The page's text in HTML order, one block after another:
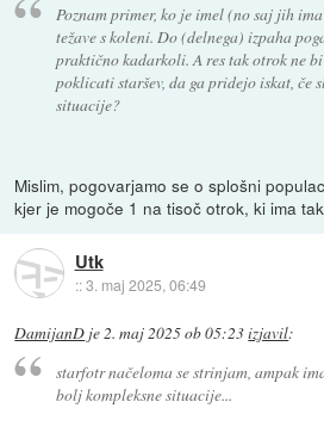
Poznam primer, ko je imel (no saj jih
težave s koleni. Do (delnega) izpaha
praktično kadarkoli. A res tak otrok ne
poklicati staršev, da ga pridejo iskat, če
situacije?
Mislim, pogovarjamo se o splošni
kjer je mogoče 1 na tisoč otrok, ki ima
Utk
::3. maj 2025, 06:49
DamijanD je 2. maj 2025 ob 05:23izjavil:
starfotr načeloma se strinjam, ampak
bolj kompleksne situacije...